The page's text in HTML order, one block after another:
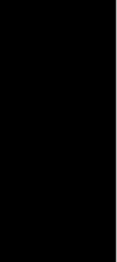
Asunción que se
de crimen
que no
siempre hay
que se dan
escenas
al borde
el mundo, Tesis
en uno